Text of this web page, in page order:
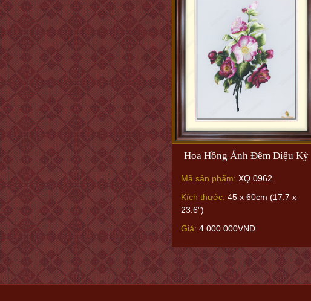
Hoa Hồng Ánh Đêm Diệu Kỳ
Mã sản phẩm: XQ.0962
Kích thước: 45 x 60cm (17.7 x
23.6")
Giá: 4.000.000VNĐ